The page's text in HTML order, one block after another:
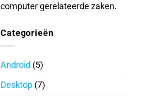
computer gerelateerde zaken.
Categorieën
Android (5)
Desktop (7)